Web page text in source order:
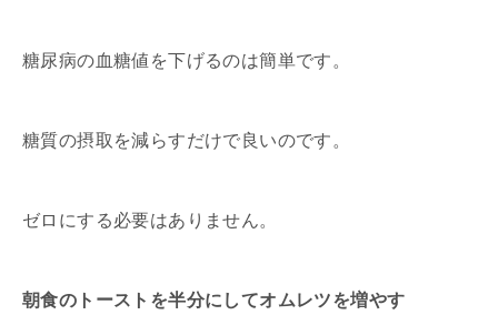
糖尿病の血糖値を下げるのは簡単です。
糖質の摂取を減らすだけで良いのです。
ゼロにする必要はありません。
朝食のトーストを半分にしてオムレツを増やす